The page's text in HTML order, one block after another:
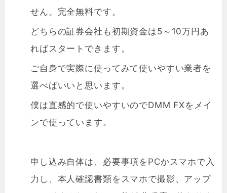
せん。完全無料です。
どちらの証券会社も初期資金は5～10万円あ
ればスタートできます。
ご自身で実際に使ってみて使いやすい業者を
選べばいいと思います。
僕は直感的で使いやすいのでDMM FXをメイ
ンで使っています。
申し込み自体は、必要事項をPCかスマホで入
力し、本人確認書類をスマホで撮影、アップ